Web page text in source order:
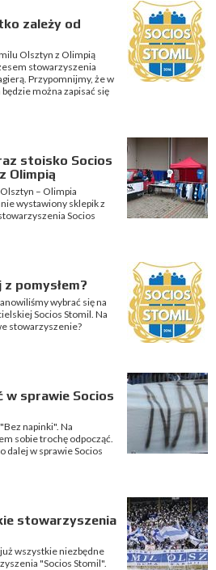
zależy od
Olsztyn z Olimpią
stowarzyszenia
Przypomnijmy, że w
można zapisać się
stoisko Socios
Olimpią
– Olimpia
wystawiony sklepik z
Socios
pomysłem?
wybrać się na
Socios Stomil. Na
stowarzyszenie?
w sprawie Socios
napinki". Na
sobie trochę odpocząć.
dalej w sprawie Socios
stowarzyszenia
wszystkie niezbędne
"Socios Stomil".